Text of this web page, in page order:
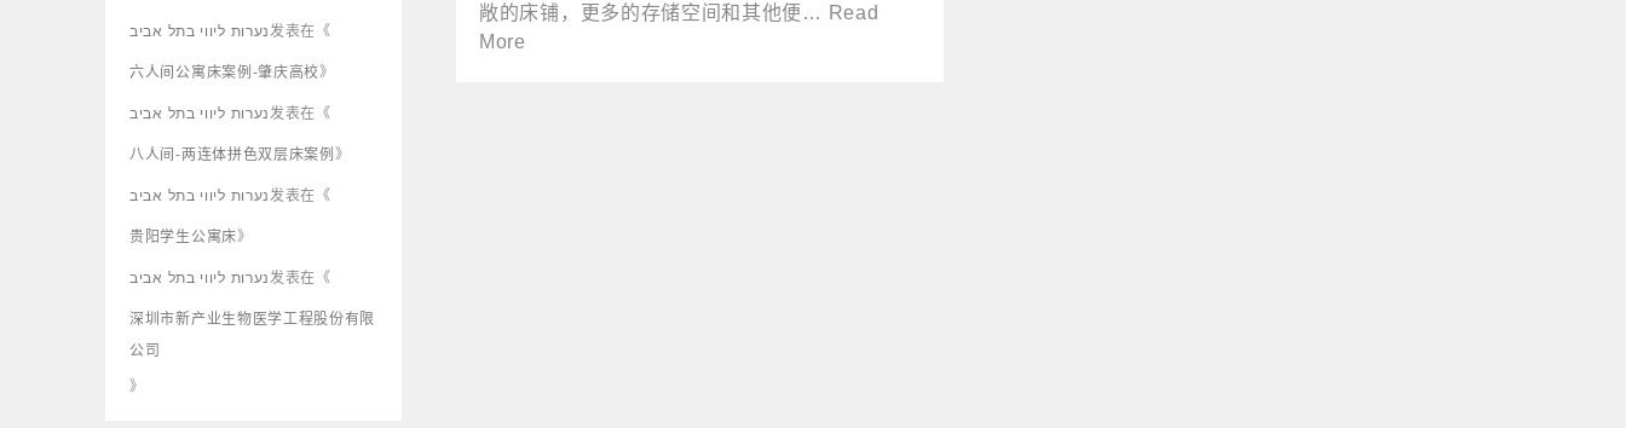
敞的床铺，更多的存储空间和其他便… Read
More
נערות ליווי בתל אביב发表在《
六人间公寓床案例-肇庆高校》
נערות ליווי בתל אביב发表在《
八人间-两连体拼色双层床案例 》
נערות ליווי בתל אביב发表在《
贵阳学生公寓床》
נערות ליווי בתל אביב发表在《
深圳市新产业生物医学工程股份有限
公司
》